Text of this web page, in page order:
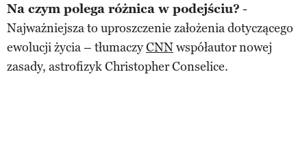
Na czym polega różnica w podejściu? -
Najważniejsza to uproszczenie założenia dotyczącego
ewolucji życia – tłumaczyCNNwspółautor nowej
zasady, astrofizyk Christopher Conselice.